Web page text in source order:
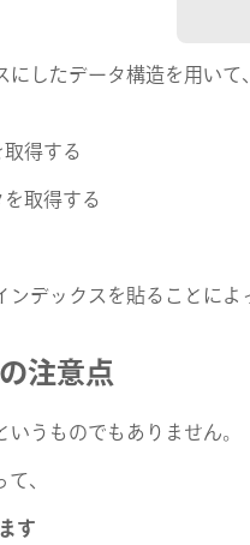
にしたデータ構造を用い
得する
取得する
ンデックスを貼ることによ
注意点
うものでもありません。
、
す